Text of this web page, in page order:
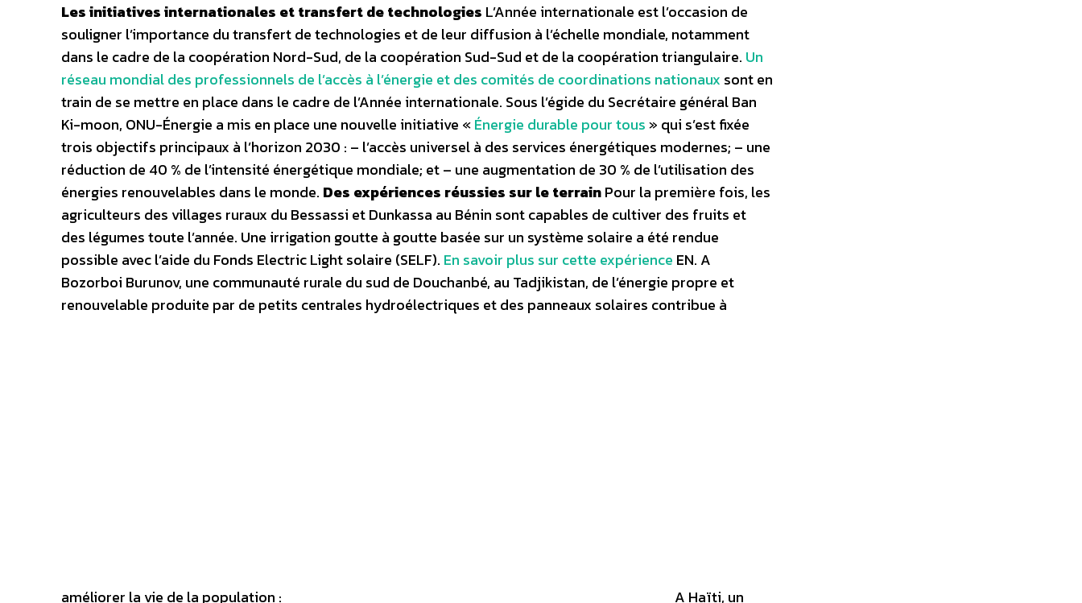
Les initiatives internationales et transfert de technologies L’Année internationale est l’occasion de
souligner l’importance du transfert de technologies et de leur diffusion à l’échelle mondiale, notamment
dans le cadre de la coopération Nord-Sud, de la coopération Sud-Sud et de la coopération triangulaire. Un
réseau mondial des professionnels de l’accès à l’énergie et des comités de coordinations nationaux sont en
train de se mettre en place dans le cadre de l’Année internationale. Sous l’égide du Secrétaire général Ban
Ki-moon, ONU-Énergie a mis en place une nouvelle initiative «Énergie durable pour tous» qui s’est fixée
trois objectifs principaux à l’horizon 2030 : – l’accès universel à des services énergétiques modernes; – une
réduction de 40 % de l’intensité énergétique mondiale; et – une augmentation de 30 % de l’utilisation des
énergies renouvelables dans le monde. Des expériences réussies sur le terrainPour la première fois, les
agriculteurs des villages ruraux du Bessassi et Dunkassa au Bénin sont capables de cultiver des fruits et
des légumes toute l’année. Une irrigation goutte à goutte basée sur un système solaire a été rendue
possible avec l’aide du Fonds Electric Light solaire (SELF). En savoir plus sur cette expérience EN. A
Bozorboi Burunov, une communauté rurale du sud de Douchanbé, au Tadjikistan, de l’énergie propre et
renouvelable produite par de petits centrales hydroélectriques et des panneaux solaires contribue à
améliorer la vie de la population : A Haïti, un